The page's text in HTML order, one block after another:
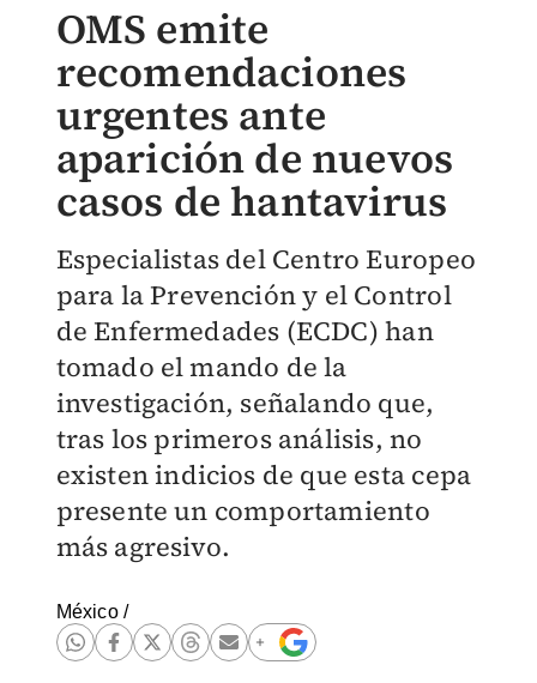
OMS emite
recomendaciones
urgentes ante
aparición de nuevos
casos de hantavirus
Especialistas del Centro Europeo
para la Prevención y el Control
de Enfermedades (ECDC) han
tomado el mando de la
investigación, señalando que,
tras los primeros análisis, no
existen indicios de que esta cepa
presente un comportamiento
más agresivo.
México/